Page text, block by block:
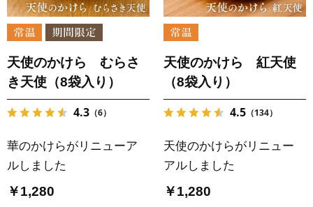
天使のかけら むらさ
き天使（8袋入り）
4.3 （6）
華のかけらがリニューア
ルしました
￥1,280
天使のかけら 紅天使
（8袋入り）
4.5 （134）
天使のかけらがリニュー
アルしました
￥1,280